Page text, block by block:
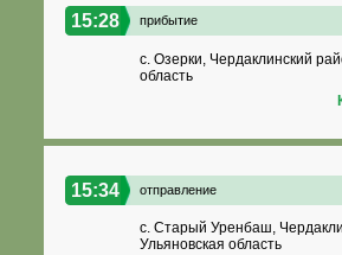
15:28 прибытие
с. Озерки, Чердаклинский
область
15:34 отправление
с. Старый Уренбаш,
Ульяновская область